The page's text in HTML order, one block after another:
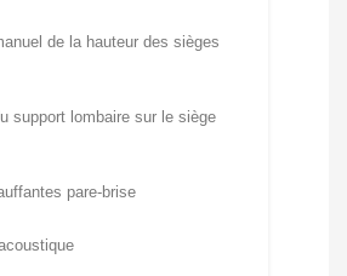
de la hauteur des sièges
support lombaire sur le siège
pare-brise